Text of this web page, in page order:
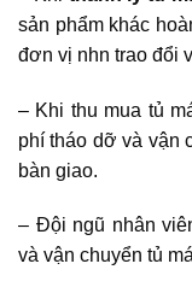
sản phẩm khác
đơn vị nhn trao đổi
– Khi thu mua tủ
phí tháo dỡ và vận
bàn giao.
– Đội ngũ nhân
và vận chuyển tủ